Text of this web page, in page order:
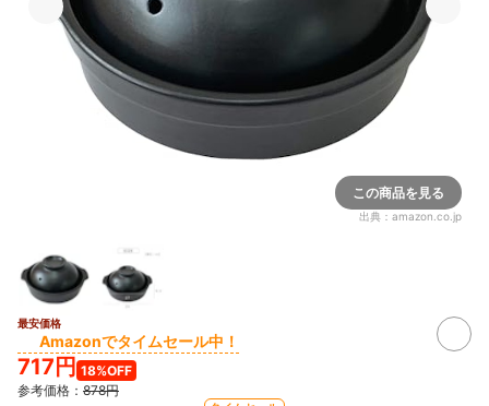
この商品を見る
出典： amazon.co.jp
最安価格
Amazonでタイムセール中！
717円 18%OFF
参考価格： 878円